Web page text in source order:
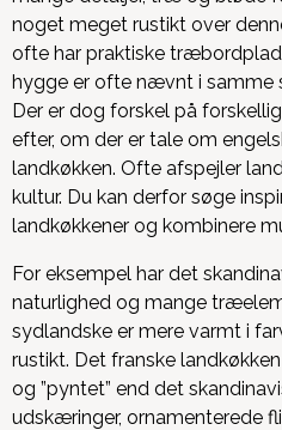
noget meget rustikt over
ofte har praktiske
hygge er ofte nævnt i samme
Der er dog forskel på
efter, om der er tale om
landkøkken. Ofte afspejler
kultur. Du kan derfor søge
landkøkkener og kombinere
For eksempel har det
naturlighed og mange
sydlandske er mere varmt i
rustikt. Det franske
og ”pyntet” end det
udskæringer, ornamenterede